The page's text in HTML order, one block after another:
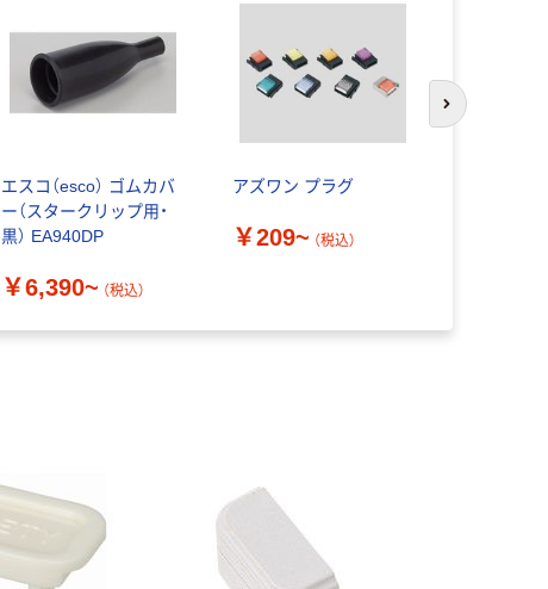
エスコ（esco） ゴムカバ
ー（スタークリップ用・
黒） EA940DP
￥6,390~ （税込）
アズワン プラグ
￥209~ （税込）
次のスライド